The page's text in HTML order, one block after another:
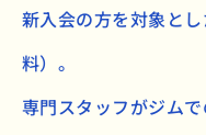
新入会の方を対象と
料）。
専門スタッフがジム